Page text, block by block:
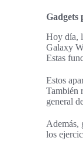
Gadgets
Hoy día,
Galaxy
Estas
Estos
También
general
Además,
los